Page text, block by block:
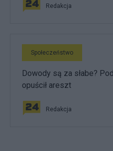
Redakcja
Społeczeństwo
Dowody są za słabe?
opuścił areszt
Redakcja